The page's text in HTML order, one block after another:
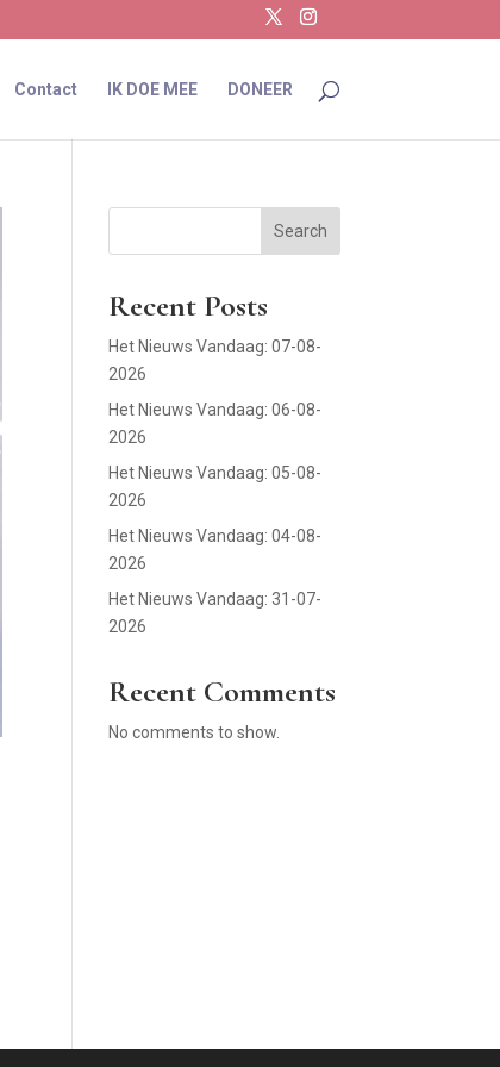
Contact IK DOE MEE DONEER
Search
Recent Posts
Het Nieuws Vandaag: 07-08-
2026
Het Nieuws Vandaag: 06-08-
2026
Het Nieuws Vandaag: 05-08-
2026
Het Nieuws Vandaag: 04-08-
2026
Het Nieuws Vandaag: 31-07-
2026
Recent Comments
No comments to show.